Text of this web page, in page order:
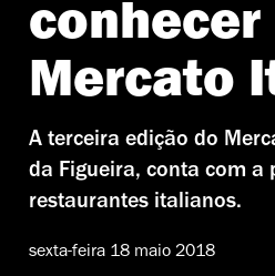
conhecer
Mercato
A terceira edição do
da Figueira, conta com a
restaurantes italianos.
sexta-feira 18 maio 2018